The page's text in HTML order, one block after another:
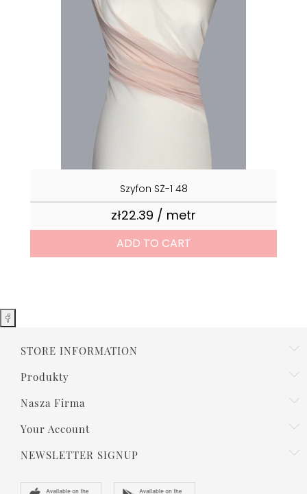
Szyfon SŻ-1 48
zł22.39 / metr
ADD TO CART
STORE INFORMATION
Produkty
Nasza Firma
Your Account
NEWSLETTER SIGNUP